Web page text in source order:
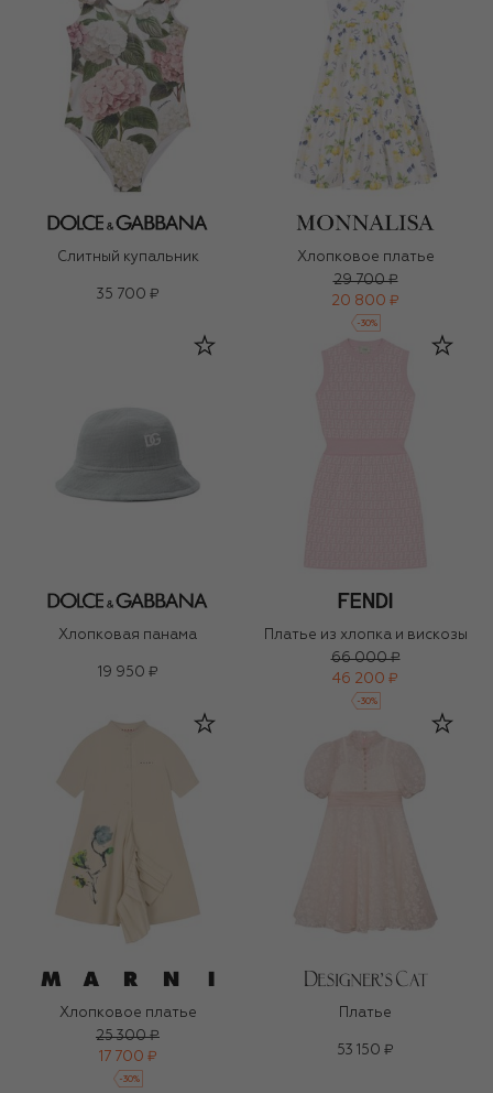
Слитный купальник
35 700 ₽
Хлопковое платье
29 700 ₽
20 800 ₽
-30%
Хлопковая панама
19 950 ₽
Платье из хлопка и вискозы
66 000 ₽
46 200 ₽
-30%
Хлопковое платье
25 300 ₽
17 700 ₽
-30%
Платье
53 150 ₽